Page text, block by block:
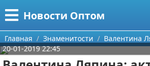
Новости Оптом
Меню
Главная
Категории
Главная Знаменитости
Валентина
20-01-2019 22:45